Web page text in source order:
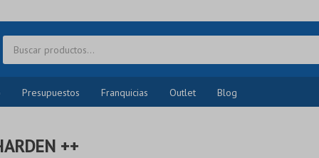
Presupuestos Franquicias Outlet Blog
++